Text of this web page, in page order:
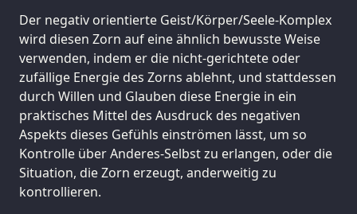
Der negativ orientierte Geist/Körper/Seele-Komplex
wird diesen Zorn auf eine ähnlich bewusste Weise
verwenden, indem er die nicht-gerichtete oder
zufällige Energie des Zorns ablehnt, und stattdessen
durch Willen und Glauben diese Energie in ein
praktisches Mittel des Ausdruck des negativen
Aspekts dieses Gefühls einströmen lässt, um so
Kontrolle über Anderes-Selbst zu erlangen, oder die
Situation, die Zorn erzeugt, anderweitig zu
kontrollieren.